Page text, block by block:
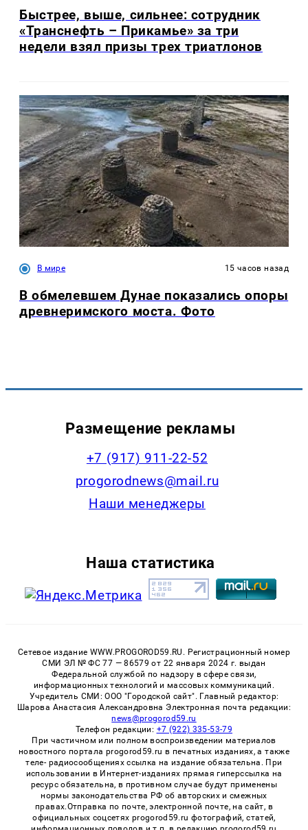
Быстрее, выше, сильнее: сотрудник
«Транснефть – Прикамье» за три
недели взял призы трех триатлонов
В мире 15 часов назад
В обмелевшем Дунае показались опоры
древнеримского моста. Фото
Размещение рекламы
+7 (917) 911-22-52
progorodnews@mail.ru
Наши менеджеры
Наша статистика
Сетевое издание WWW.PROGOROD59.RU. Регистрационный номер
СМИ ЭЛ № ФС 77 — 86579 от 22 января 2024 г. выдан
Федеральной службой по надзору в сфере связи,
информационных технологий и массовых коммуникаций.
Учредитель СМИ: ООО "Городской сайт". Главный редактор:
Шарова Анастасия Александровна Электронная почта редакции:
news@progorod59.ru
Телефон редакции: +7 (922) 335-53-79
При частичном или полном воспроизведении материалов
новостного портала progorod59.ru в печатных изданиях, а также
теле- радиосообщениях ссылка на издание обязательна. При
использовании в Интернет-изданиях прямая гиперссылка на
ресурс обязательна, в противном случае будут применены
нормы законодательства РФ об авторских и смежных
правах.Отправка по почте, электронной почте, на сайт, в
официальных соцсетях progorod59.ru фотографий, статей,